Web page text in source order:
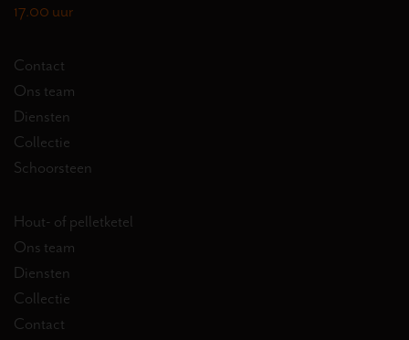
17.00 uur
Contact
Ons team
Diensten
Collectie
Schoorsteen
Hout- of pelletketel
Ons team
Diensten
Collectie
Contact